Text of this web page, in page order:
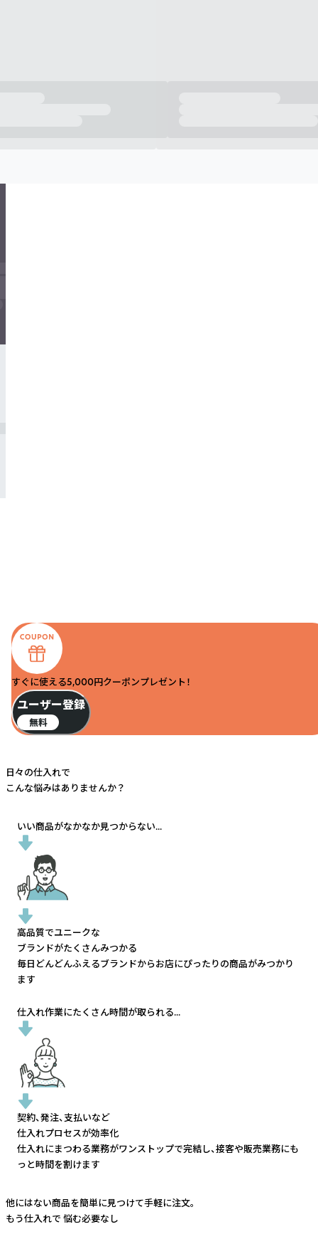
すぐに使える5,000円クーポンプレゼント！
ユーザー登録
無料
日々の仕入れで
こんな悩みはありませんか？
いい商品がなかなか見つからない...
高品質でユニークな
ブランドがたくさんみつかる
毎日どんどんふえるブランドからお店にぴったりの商品がみつかり
ます
仕入れ作業にたくさん時間が取られる...
契約、発注、支払いなど
仕入れプロセスが効率化
仕入れにまつわる業務がワンストップで完結し、接客や販売業務にも
っと時間を割けます
他にはない商品を簡単に見つけて手軽に注文。
もう仕入れで 悩む必要なし